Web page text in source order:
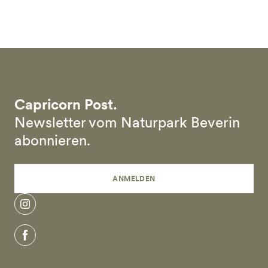
Capricorn Post.
Newsletter vom Naturpark Beverin
abonnieren.
ANMELDEN
instagram
facebook